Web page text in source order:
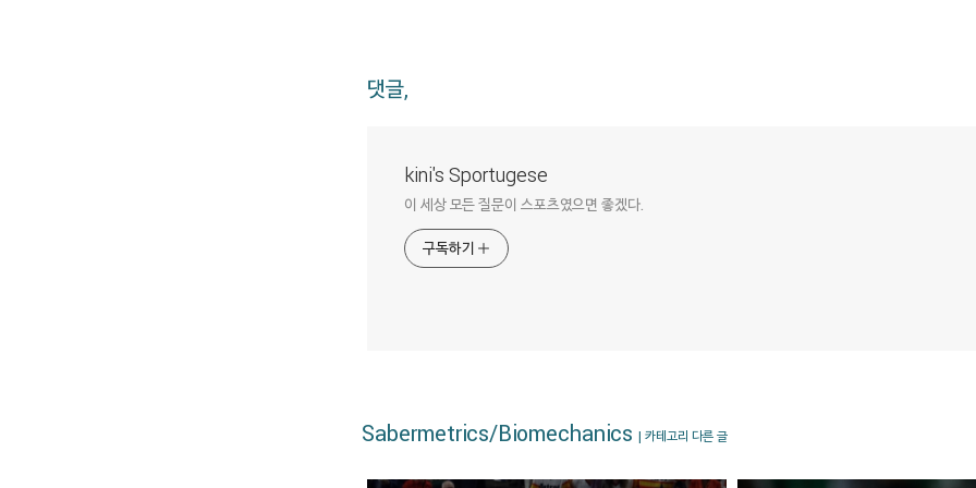
댓글,
kini's Sportugese
이 세상 모든 질문이 스포츠였으면 좋겠다.
구독하기
Sabermetrics/Biomechanics | 카테고리 다른 글